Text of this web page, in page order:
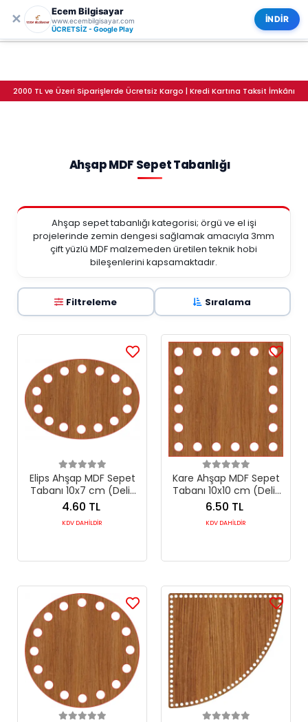
✕
Ecem Bilgisayar
www.ecembilgisayar.com
ÜCRETSİZ - Google Play
İNDİR
2000 TL ve Üzeri Siparişlerde Ücretsiz Kargo | Kredi Kartına Taksit İmkânı
0
Ahşap MDF Sepet Tabanlığı
Ahşap sepet tabanlığı kategorisi; örgü ve el işi
projelerinde zemin dengesi sağlamak amacıyla 3mm
çift yüzlü MDF malzemeden üretilen teknik hobi
bileşenlerini kapsamaktadır.
Filtreleme Sıralama
Elips Ahşap MDF Sepet
Tabanı 10x7 cm (Delik
Çapı 8 mm)
4.60 TL
KDV DAHİLDİR
Kare Ahşap MDF Sepet
Tabanı 10x10 cm (Delik
Çapı 8 mm)
6.50 TL
KDV DAHİLDİR
ECEM BİLGİSAYAR
Ahşap MDF Sepet Tabanlığı
Kategoriler